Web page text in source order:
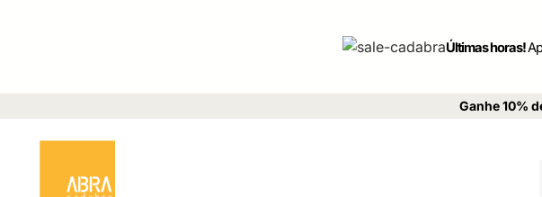
Últimas horas!
Ganhe 10%